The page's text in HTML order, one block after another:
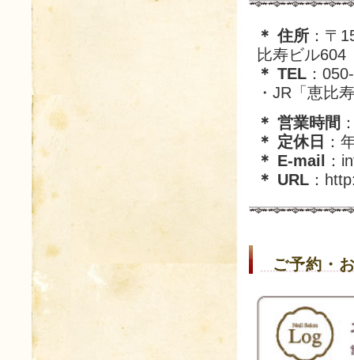
＊ 住所 ：〒
比寿ビル604
＊ TEL ：
・JR「恵比
＊ 営業時間
＊ 定休日
：
＊ E-mail
：
＊ URL ：
ご予約・